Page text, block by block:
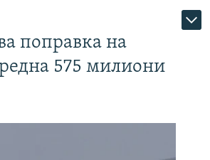
поправка на
575 милиони